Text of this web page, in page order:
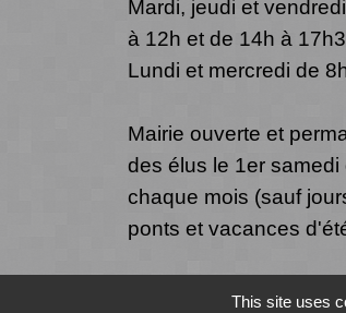
Mardi, jeudi et
à 12h et de 14h à
Lundi et mercredi de
Mairie ouverte et
des élus le 1er samedi
chaque mois (sauf
ponts et vacances
This site uses